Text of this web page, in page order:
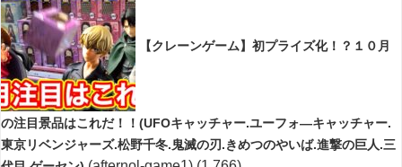
【クレーンゲーム】初プライズ化！？１０月
の注目景品はこれだ！！(UFOキャッチャー.ユーフォ―キャッチャー.
東京リベンジャーズ.松野千冬.鬼滅の刃.きめつのやいば.進撃の巨人.三